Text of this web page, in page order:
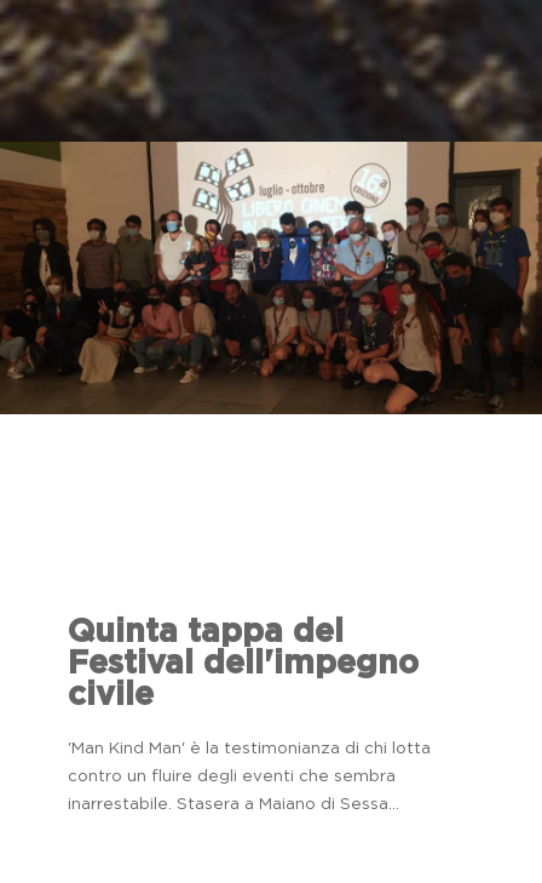
Quinta tappa del
Festival dell'impegno
civile
'Man Kind Man' è la testimonianza di chi lotta
contro un fluire degli eventi che sembra
inarrestabile. Stasera a Maiano di Sessa...